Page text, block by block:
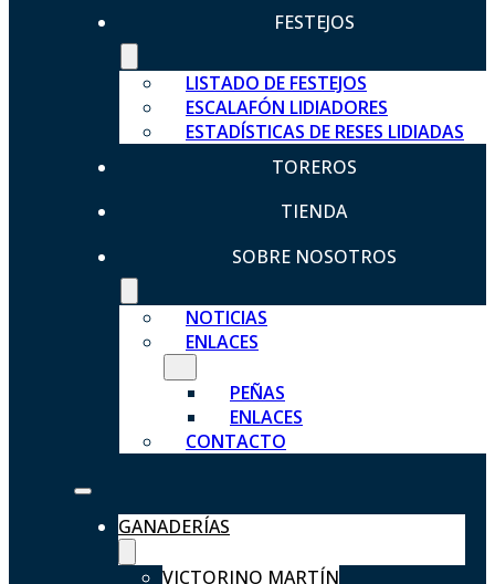
FESTEJOS
LISTADO DE FESTEJOS
ESCALAFÓN LIDIADORES
ESTADÍSTICAS DE RESES LIDIADAS
TOREROS
TIENDA
SOBRE NOSOTROS
NOTICIAS
ENLACES
PEÑAS
ENLACES
CONTACTO
GANADERÍAS
VICTORINO MARTÍN